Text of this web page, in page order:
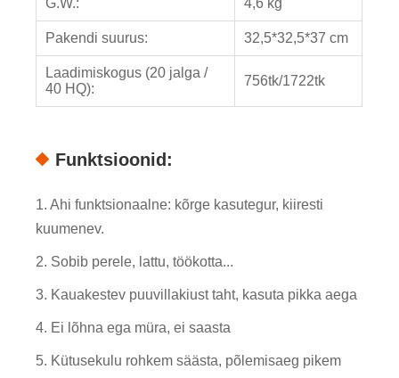
G.W.: 4,6 kg
Pakendi suurus: 32,5*32,5*37 cm
Laadimiskogus (20 jalga /
40 HQ):
756tk/1722tk
Funktsioonid:
1. Ahi funktsionaalne: kõrge kasutegur, kiiresti
kuumenev.
2. Sobib perele, lattu, töökotta...
3. Kauakestev puuvillakiust taht, kasuta pikka aega
4. Ei lõhna ega müra, ei saasta
5. Kütusekulu rohkem säästa, põlemisaeg pikem